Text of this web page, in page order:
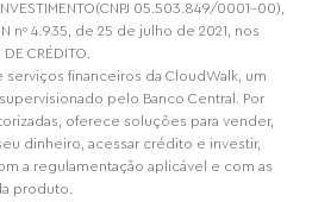
05.503.849/0001-00),
nº 4.935, de 25 de julho de 2021, nos
CRÉDITO.
serviços financeiros da CloudWalk, um
pelo Banco Central. Por
oferece soluções para vender,
dinheiro, acessar crédito e investir,
a regulamentação aplicável e com as
produto.